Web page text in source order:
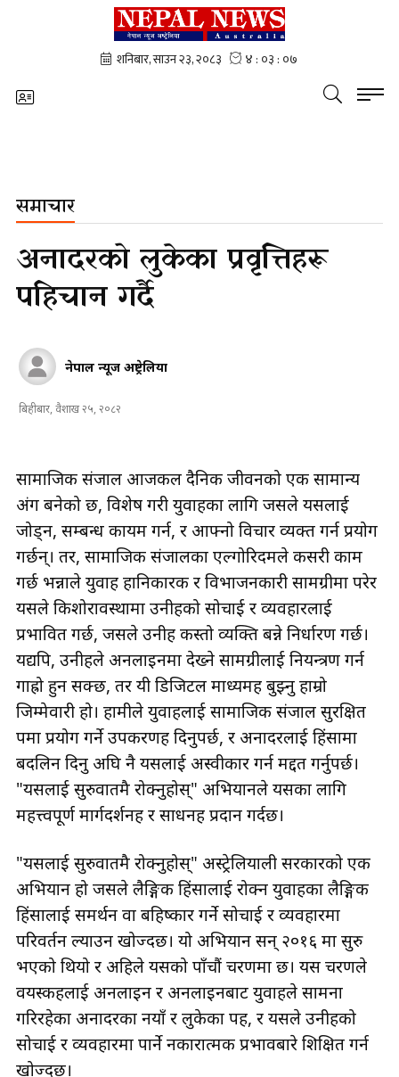
समाचार
अनादरको लुकेका प्रवृत्तिहरू
पहिचान गर्दै
नेपाल न्यूज अष्ट्रेलिया
बिहीबार, वैशाख २५, २०८२
सामाजिक संजाल आजकल दैनिक जीवनको एक सामान्य
अंग बनेको छ, विशेष गरी युवाहरूका लागि जसले यसलाई
जोड्न, सम्बन्ध कायम गर्न, र आफ्नो विचार व्यक्त गर्न प्रयोग
गर्छन्। तर, सामाजिक संजालका एल्गोरिदमले कसरी काम
गर्छ भन्नाले युवाहरू हानिकारक र विभाजनकारी सामग्रीमा परेर
यसले किशोरावस्थामा उनीहरूको सोचाई र व्यवहारलाई
प्रभावित गर्छ, जसले उनीहरू कस्तो व्यक्ति बन्ने निर्धारण गर्छ।
यद्यपि, उनीहरूले अनलाइनमा देख्ने सामग्रीलाई नियन्त्रण गर्न
गाह्रो हुन सक्छ, तर यी डिजिटल माध्यमहरू बुझ्नु हाम्रो
जिम्मेवारी हो। हामीले युवाहरूलाई सामाजिक संजाल सुरक्षित
रूपमा प्रयोग गर्ने उपकरणहरू दिनुपर्छ, र अनादरलाई हिंसामा
बदलिन दिनु अघि नै यसलाई अस्वीकार गर्न मद्दत गर्नुपर्छ।
"यसलाई सुरुवातमै रोक्नुहोस्" अभियानले यसका लागि
महत्त्वपूर्ण मार्गदर्शनहरू र साधनहरू प्रदान गर्दछ।
"यसलाई सुरुवातमै रोक्नुहोस्" अस्ट्रेलियाली सरकारको एक
अभियान हो जसले लैङ्गिक हिंसालाई रोक्न युवाहरूका लैङ्गिक
हिंसालाई समर्थन वा बहिष्कार गर्ने सोचाई र व्यवहारमा
परिवर्तन ल्याउन खोज्दछ। यो अभियान सन् २०१६ मा सुरु
भएको थियो र अहिले यसको पाँचौं चरणमा छ। यस चरणले
वयस्कहरूलाई अनलाइन र अनलाइनबाट युवाहरूले सामना
गरिरहेका अनादरका नयाँ र लुकेका रूपहरू, र यसले उनीहरूको
सोचाई र व्यवहारमा पार्ने नकारात्मक प्रभावबारे शिक्षित गर्न
खोज्दछ।